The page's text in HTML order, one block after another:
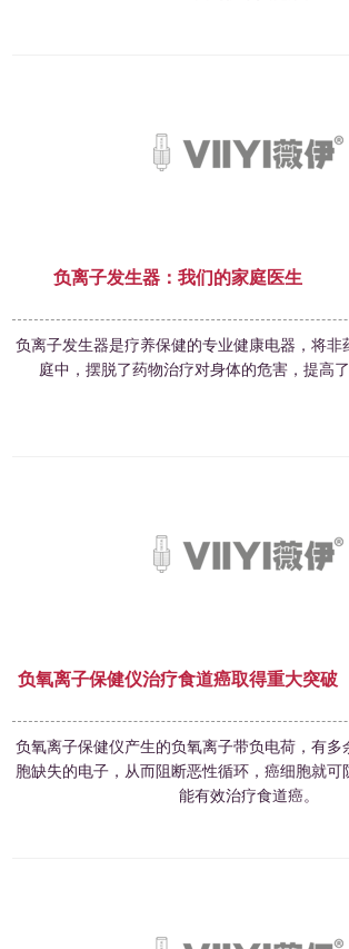
负离子发生器：我们的家庭医生
负离子发生器是疗养保健的专业健康电器，将非
庭中，摆脱了药物治疗对身体的危害，提高了
负氧离子保健仪治疗食道癌取得重大突破
负氧离子保健仪产生的负氧离子带负电荷，有多
胞缺失的电子，从而阻断恶性循环，癌细胞就可
能有效治疗食道癌。